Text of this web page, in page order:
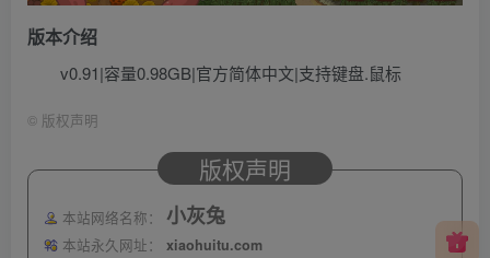
版本介绍
v0.91|容量0.98GB|官方简体中文|支持键盘.鼠标
© 版权声明
版权声明
本站网络名称： 小灰兔
本站永久网址：
xiaohuitu.com